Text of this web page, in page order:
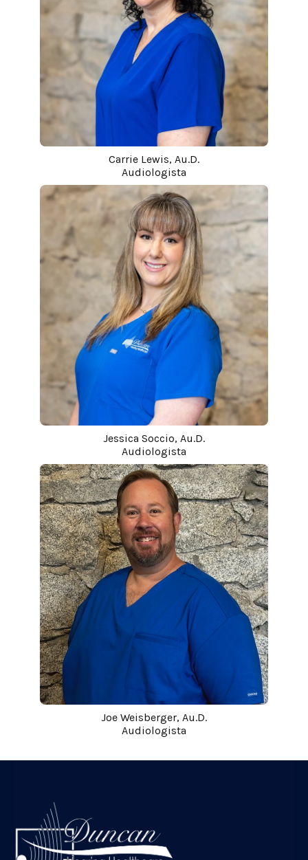
Carrie Lewis, Au.D.
Audiologista
Jessica Soccio, Au.D.
Audiologista
Joe Weisberger, Au.D.
Audiologista